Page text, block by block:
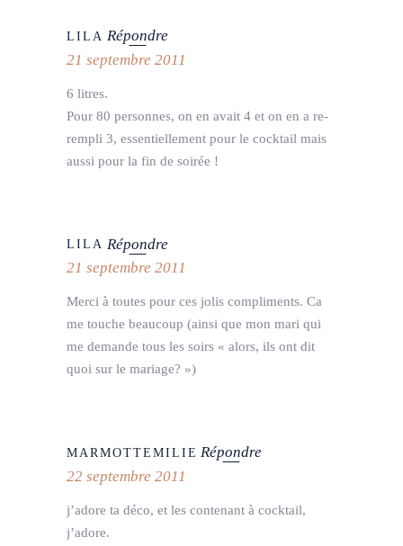
LILA Répondre
21 septembre 2011
6 litres.
Pour 80 personnes, on en avait 4 et on en a re-
rempli 3, essentiellement pour le cocktail mais
aussi pour la fin de soirée !
LILA Répondre
21 septembre 2011
Merci à toutes pour ces jolis compliments. Ca
me touche beaucoup (ainsi que mon mari qui
me demande tous les soirs « alors, ils ont dit
quoi sur le mariage? »)
MARMOTTEMILIE Répondre
22 septembre 2011
j’adore ta déco, et les contenant à cocktail,
j’adore.